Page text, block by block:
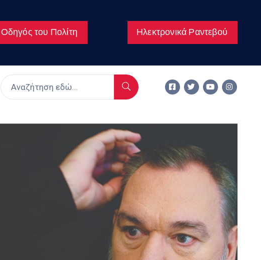
Οδηγός του Πολίτη Ηλεκτρονικά Ραντεβού